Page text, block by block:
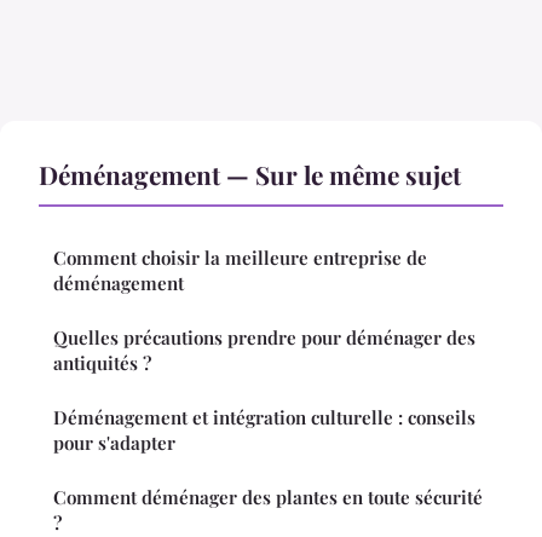
Déménagement — Sur le même sujet
Comment choisir la meilleure entreprise de
déménagement
Quelles précautions prendre pour déménager des
antiquités ?
Déménagement et intégration culturelle : conseils
pour s'adapter
Comment déménager des plantes en toute sécurité
?